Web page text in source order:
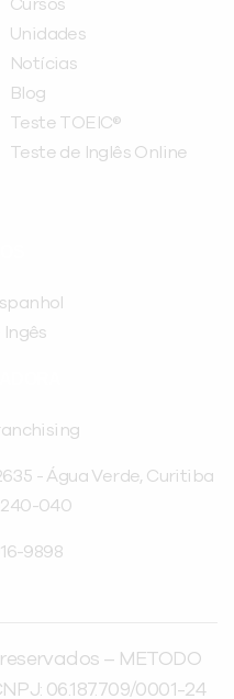
Cursos
Unidades
Notícias
Blog
Teste TOEIC®
Teste de Inglês Online
Ingês
- Água Verde, Curitiba
040
9898
– METODO
06.187.709/0001-24